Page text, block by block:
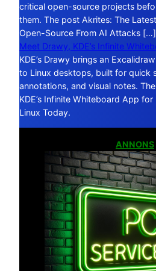
critical open-source projects
them. The post Akrites: The
Open-Source From AI Attacks […]
Meet Drawy, KDE’s Infinite
KDE’s Drawy brings an
to Linux desktops, built for quick
annotations, and visual notes.
KDE’s Infinite Whiteboard App
Linux Today.
ANNONS